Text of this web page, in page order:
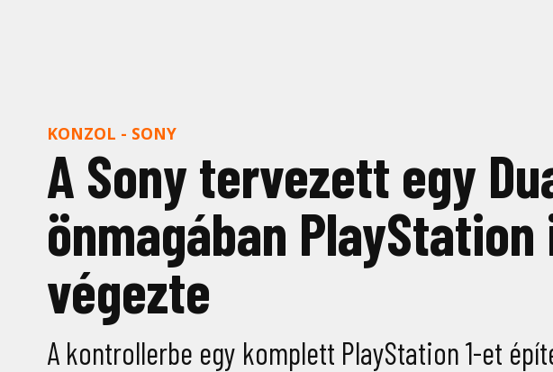
KONZOL - SONY
A Sony tervezett egy
önmagában
végezte
A kontrollerbe egy komplett PlayStation 1-et